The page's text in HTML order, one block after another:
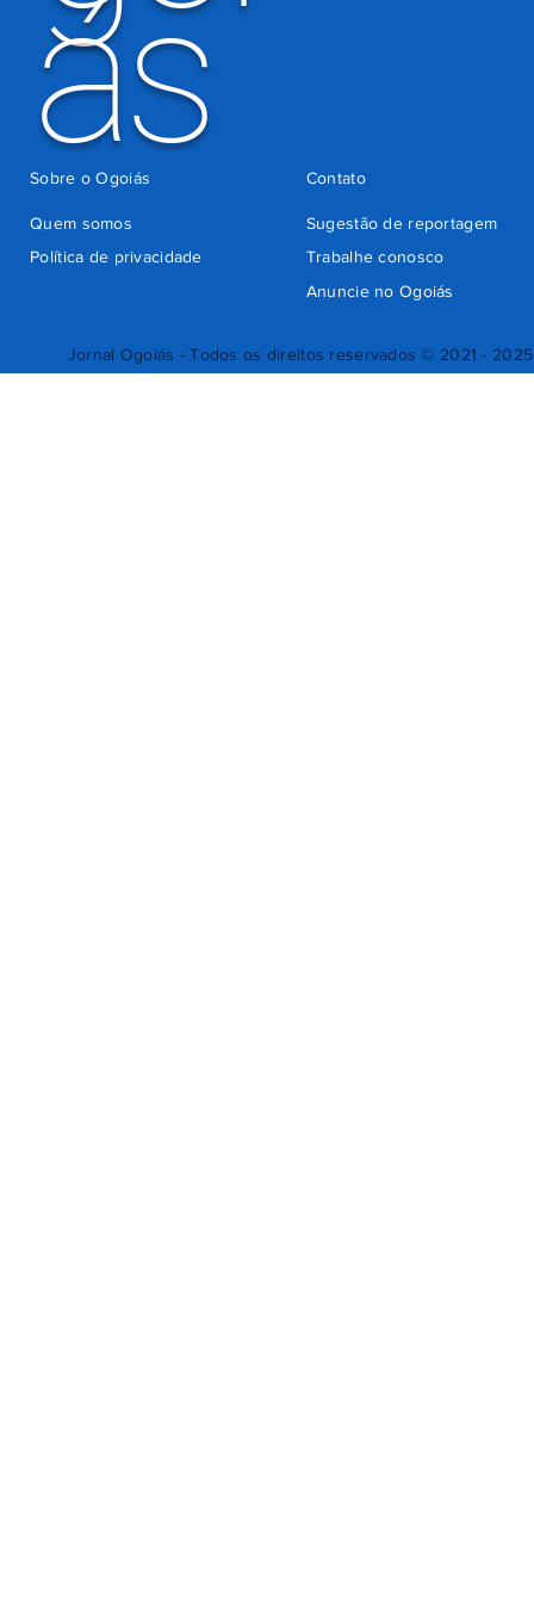
Jornal Ogoiás - Todos os direitos reservados © 2021 - 2025
ás
Quem somos
Sugestão de reportagem
Trabalhe conosco
Política de privacidade
Anuncie no Ogoiás
Contato
Sobre o Ogoiás